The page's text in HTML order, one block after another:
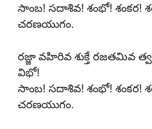
సాంబ! సదాశివ! శంభో! శంకర!
చరణయుగం.
రజ్జా వహిరివ శుక్తే రజతమివ
విభో!
సాంబ! సదాశివ! శంభో! శంకర!
చరణయుగం.